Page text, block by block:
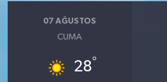
07 AĞUSTOS
CUMA
28°